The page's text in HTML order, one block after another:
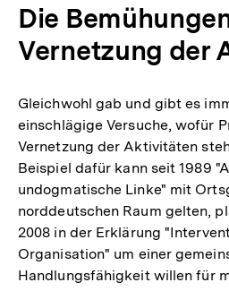
Die
Vernetzung der
Gleichwohl gab und gibt es
einschlägige Versuche, wofür
Vernetzung der Aktivitäten
Beispiel dafür kann seit 1989
undogmatische Linke" mit
norddeutschen Raum gelten,
2008 in der Erklärung
Organisation" um einer
Handlungsfähigkeit willen für